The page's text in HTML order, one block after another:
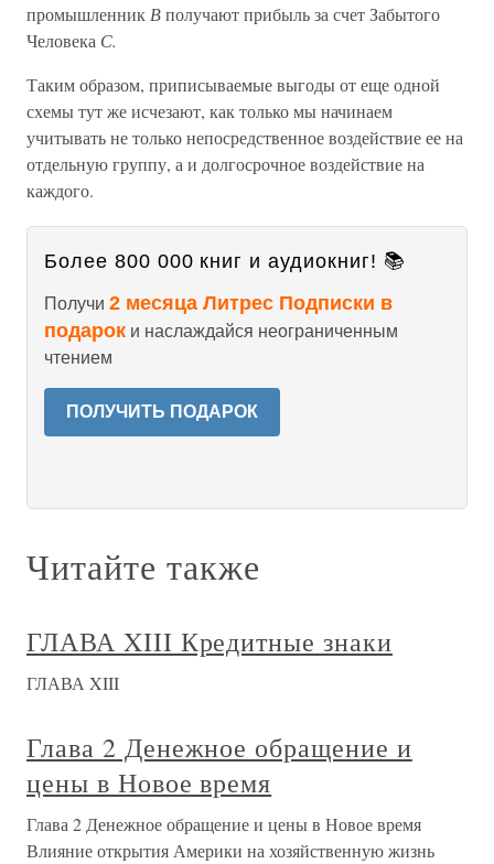
промышленник Вполучают прибыль за счет Забытого
Человека С.
Таким образом, приписываемые выгоды от еще одной
схемы тут же исчезают, как только мы начинаем
учитывать не только непосредственное воздействие ее на
отдельную группу, а и долгосрочное воздействие на
каждого.
Более 800 000 книг и аудиокниг! 📚
Получи 2 месяца Литрес Подписки в
подарок и наслаждайся неограниченным
чтением
ПОЛУЧИТЬ ПОДАРОК
Читайте также
ГЛАВА XIII Кредитные знаки
ГЛАВА XIII
Глава 2 Денежное обращение и
цены в Новое время
Глава 2 Денежное обращение и цены в Новое время
Влияние открытия Америки на хозяйственную жизнь